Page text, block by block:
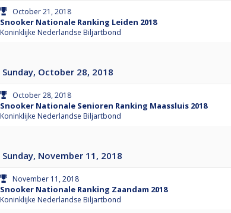
October 21, 2018
Snooker Nationale Ranking Leiden 2018
Koninklijke Nederlandse Biljartbond
Sunday, October 28, 2018
October 28, 2018
Snooker Nationale Senioren Ranking Maassluis 2018
Koninklijke Nederlandse Biljartbond
Sunday, November 11, 2018
November 11, 2018
Snooker Nationale Ranking Zaandam 2018
Koninklijke Nederlandse Biljartbond